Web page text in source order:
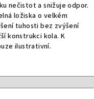
nečistot a snižuje odpor.
ložiska o velkém
tuhosti bez zvýšení
konstrukci kola. K
ilustrativní.